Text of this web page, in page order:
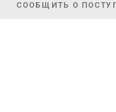
СООБЩИТЬ О